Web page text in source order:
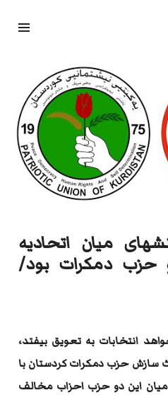
میان اتحادیه
حزب دمکرات بود/
انتخابات به تعویق بیفتد،
سازش حزب دمکرات کردستان با
این دو حزب احزاب مخالف